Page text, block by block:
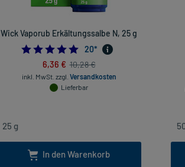
Wick Vaporub Erkältungssalbe N, 25 g
5.0
20*
6,36 € 10,28 €
inkl. MwSt. zzgl. Versandkosten
Lieferbar
In den Warenkorb